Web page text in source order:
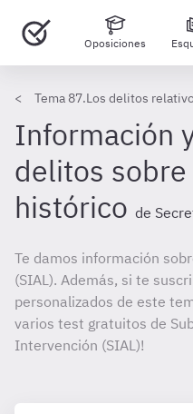
Oposiciones
Tema 87.Los delitos
Información
delitos
histórico de
Te damos información
(SIAL). Además, si te
personalizados de este
varios test gratuitos de
Intervención (SIAL)!